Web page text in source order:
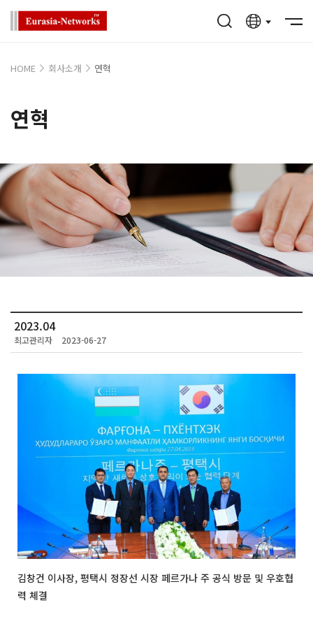
HOME 회사소개 연혁
연혁
2023.04
최고관리자 2023-06-27
김창건 이사장, 평택시 정장선 시장 페르가나 주 공식 방문 및 우호협
력 체결